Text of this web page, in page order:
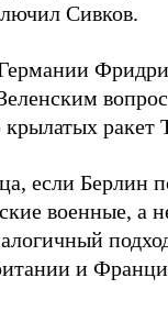
Сивков.
ракет
если Берлин
военные, а
и